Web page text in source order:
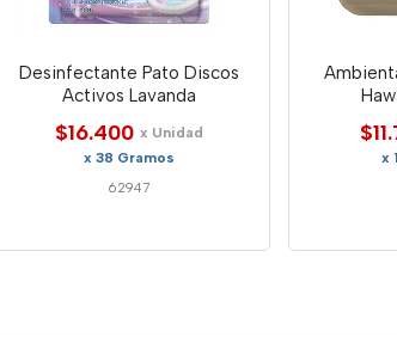
Desinfectante Pato Discos
Activos Lavanda
$16.400 x Unidad
x 38 Gramos
62947
x